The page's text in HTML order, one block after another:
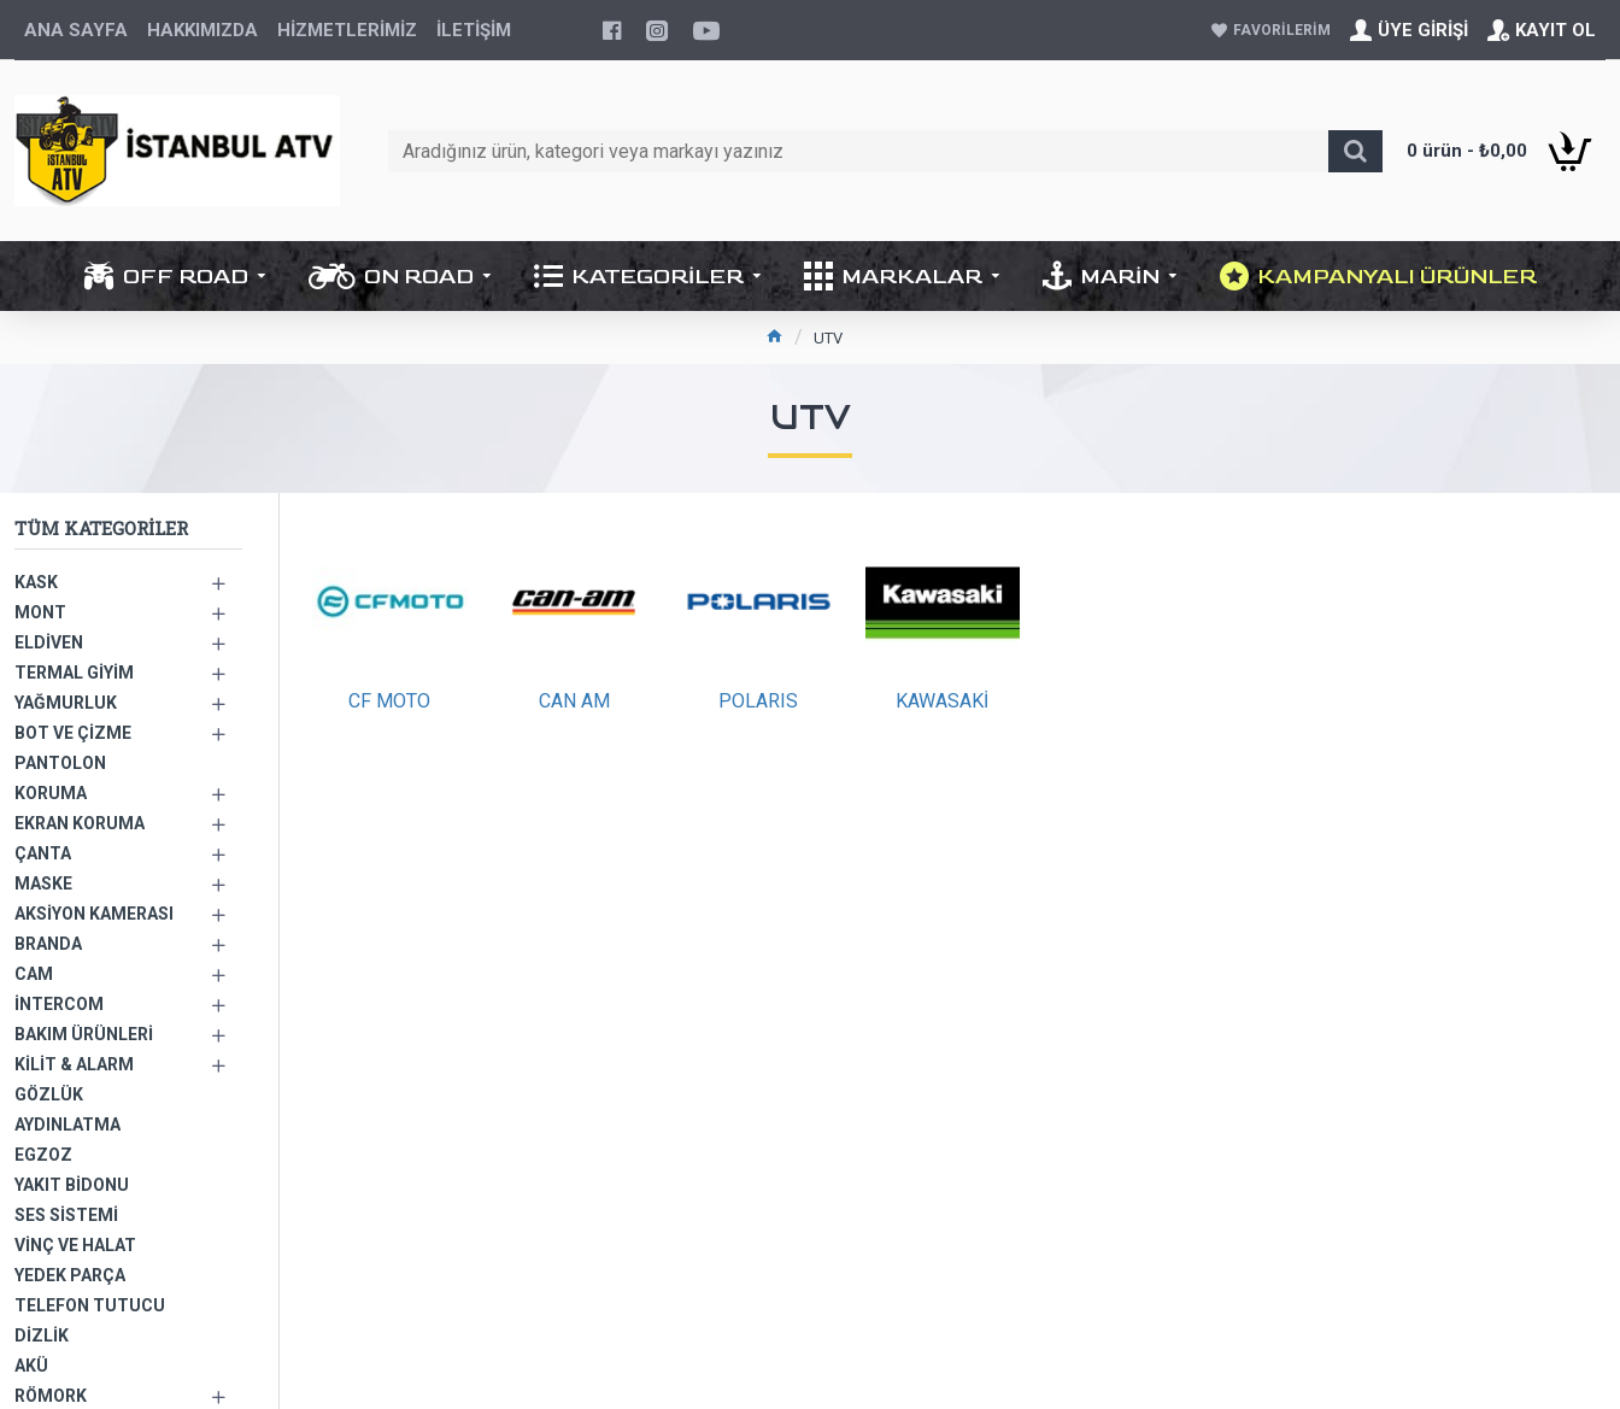
ANA SAYFA HAKKIMIZDA HİZMETLERİMİZ İLETIŞIM FAVORILERIM ÜYE GIRIŞI KAYIT OL
0 ürün - ₺0,00
OFF ROAD ON ROAD KATEGORILER MARKALAR MARIN KAMPANYALI ÜRÜNLER
UTV
UTV
TÜM KATEGORILER
KASK
MONT
ELDIVEN
TERMAL GIYIM
YAĞMURLUK
BOT VE ÇIZME
PANTOLON
KORUMA
EKRAN KORUMA
ÇANTA
MASKE
AKSIYON KAMERASI
BRANDA
CAM
İNTERCOM
BAKIM ÜRÜNLERI
KILIT & ALARM
GÖZLÜK
AYDINLATMA
EGZOZ
YAKIT BIDONU
SES SISTEMI
VINÇ VE HALAT
YEDEK PARÇA
TELEFON TUTUCU
DIZLIK
AKÜ
RÖMORK
CF MOTO CAN AM POLARIS KAWASAKİ